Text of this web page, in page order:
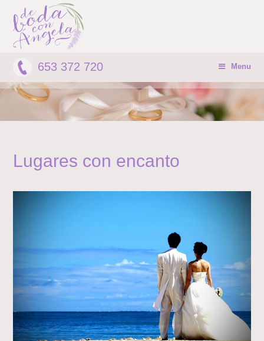
653 372 720 Menu
Lugares con encanto